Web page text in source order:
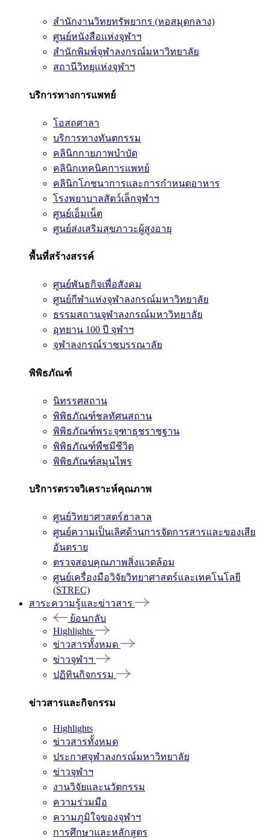
สำนักงานวิทยทรัพยากร (หอสมุดกลาง)
ศูนย์หนังสือแห่งจุฬาฯ
สำนักพิมพ์จุฬาลงกรณ์มหาวิทยาลัย
สถานีวิทยุแห่งจุฬาฯ
บริการทางการแพทย์
โอสถศาลา
บริการทางทันตกรรม
คลินิกกายภาพบำบัด
คลินิกเทคนิคการแพทย์
คลินิกโภชนาการและการกำหนดอาหาร
โรงพยาบาลสัตว์เล็กจุฬาฯ
ศูนย์เอ็มเน็ต
ศูนย์ส่งเสริมสุขภาวะผู้สูงอายุ
พื้นที่สร้างสรรค์
ศูนย์พันธกิจเพื่อสังคม
ศูนย์กีฬาแห่งจุฬาลงกรณ์มหาวิทยาลัย
ธรรมสถานจุฬาลงกรณ์มหาวิทยาลัย
อุทยาน 100 ปี จุฬาฯ
จุฬาลงกรณ์ราชบรรณาลัย
พิพิธภัณฑ์
นิทรรศสถาน
พิพิธภัณฑ์ชลทัศนสถาน
พิพิธภัณฑ์พระจุฑาธุชราชฐาน
พิพิธภัณฑ์พืชมีชีวิต
พิพิธภัณฑ์สมุนไพร
บริการตรวจวิเคราะห์คุณภาพ
ศูนย์วิทยาศาสตร์ฮาลาล
ศูนย์ความเป็นเลิศด้านการจัดการสารและของเสีย
อันตราย
ตรวจสอบคุณภาพสิ่งแวดล้อม
ศูนย์เครื่องมือวิจัยวิทยาศาสตร์และเทคโนโลยี
(STREC)
สาระความรู้และข่าวสาร
ย้อนกลับ
Highlights
ข่าวสารทั้งหมด
ข่าวจุฬาฯ
ปฏิทินกิจกรรม
ข่าวสารและกิจกรรม
Highlights
ข่าวสารทั้งหมด
ประกาศจุฬาลงกรณ์มหาวิทยาลัย
ข่าวจุฬาฯ
งานวิจัยและนวัตกรรม
ความร่วมมือ
ความภูมิใจของจุฬาฯ
การศึกษาและหลักสูตร